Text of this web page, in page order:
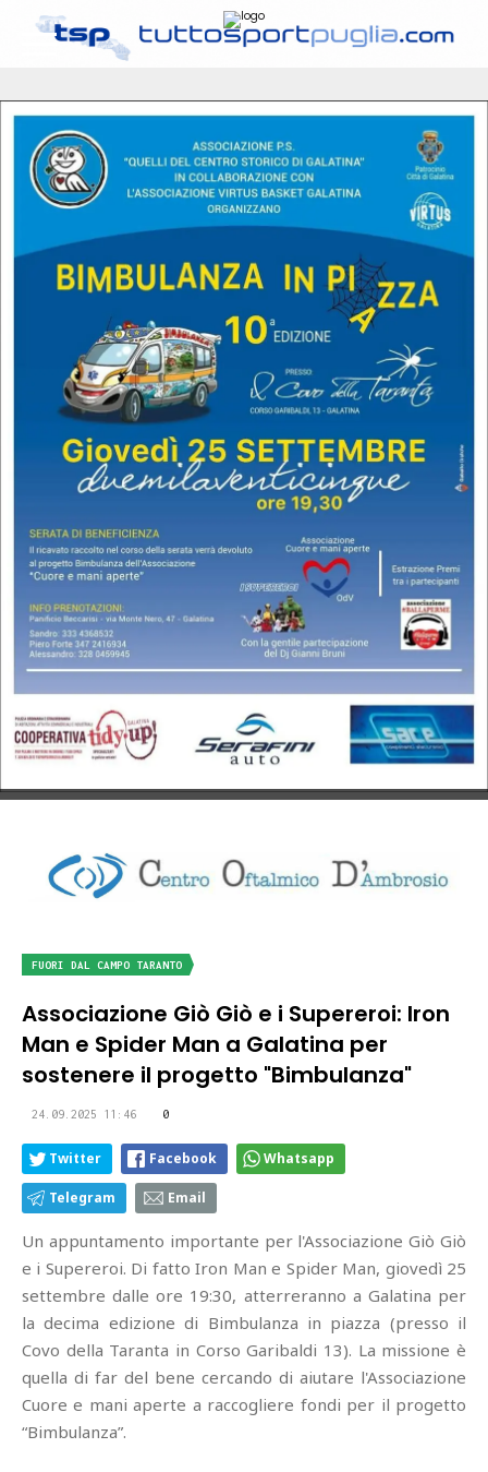
FUORI DAL CAMPO TARANTO
Associazione Giò Giò e i Supereroi: Iron
Man e Spider Man a Galatina per
sostenere il progetto "Bimbulanza"
24.09.2025 11:46 0
Twitter Facebook Whatsapp
Telegram Email
Un appuntamento importante per l'Associazione Giò Giò
e i Supereroi. Di fatto Iron Man e Spider Man, giovedì 25
settembre dalle ore 19:30, atterreranno a Galatina per
la decima edizione di Bimbulanza in piazza (presso il
Covo della Taranta in Corso Garibaldi 13). La missione è
quella di far del bene cercando di aiutare l'Associazione
Cuore e mani aperte a raccogliere fondi per il progetto
“Bimbulanza”.